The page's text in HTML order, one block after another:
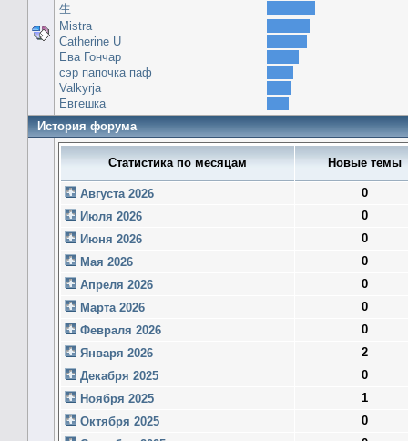
生
Mistra
Catherine U
Ева Гончар
сэр папочка паф
Valkyrja
Евгешка
История форума
Статистика по месяцам Новые темы
Августа 2026
0
Июля 2026
0
Июня 2026
0
Мая 2026
0
Апреля 2026
0
Марта 2026
0
Февраля 2026
0
Января 2026
2
Декабря 2025
0
Ноября 2025
1
Октября 2025
0